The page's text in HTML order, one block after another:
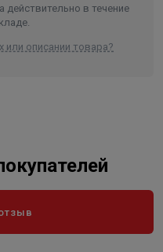
в течение
или описании товара?